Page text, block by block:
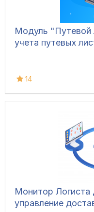
Модуль "Путевой
учета путевых
14
Монитор Логиста
управление